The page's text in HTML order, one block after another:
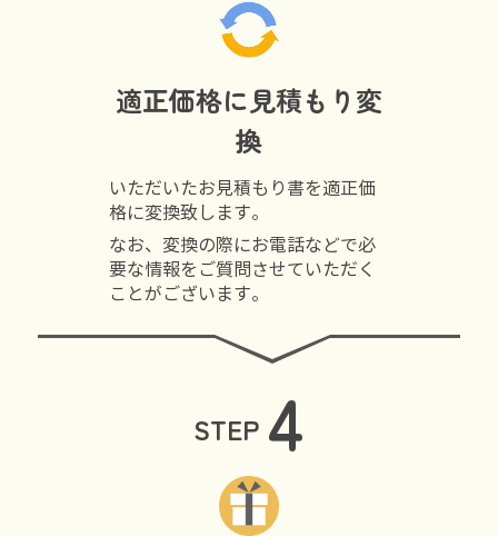
適正価格に見積もり変
換
いただいたお見積もり書を適正価
格に変換致します。
なお、変換の際にお電話などで必
要な情報をご質問させていただく
ことがございます。
STEP 4